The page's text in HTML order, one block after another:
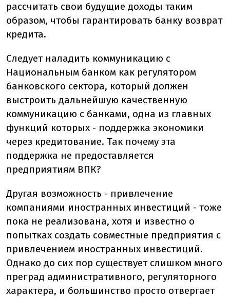
рассчитать свои будущие доходы таким
образом, чтобы гарантировать банку возврат
кредита.
Следует наладить коммуникацию с
Национальным банком как регулятором
банковского сектора, который должен
выстроить дальнейшую качественную
коммуникацию с банками, одна из главных
функций которых - поддержка экономики
через кредитование. Так почему эта
поддержка не предоставляется
предприятиям ВПК?
Другая возможность - привлечение
компаниями иностранных инвестиций - тоже
пока не реализована, хотя и известно о
попытках создать совместные предприятия с
привлечением иностранных инвестиций.
Однако до сих пор существует слишком много
преград административного, регуляторного
характера, и большинство просто отвергает